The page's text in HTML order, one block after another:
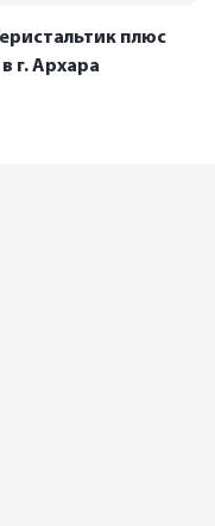
плюс
г. Архара